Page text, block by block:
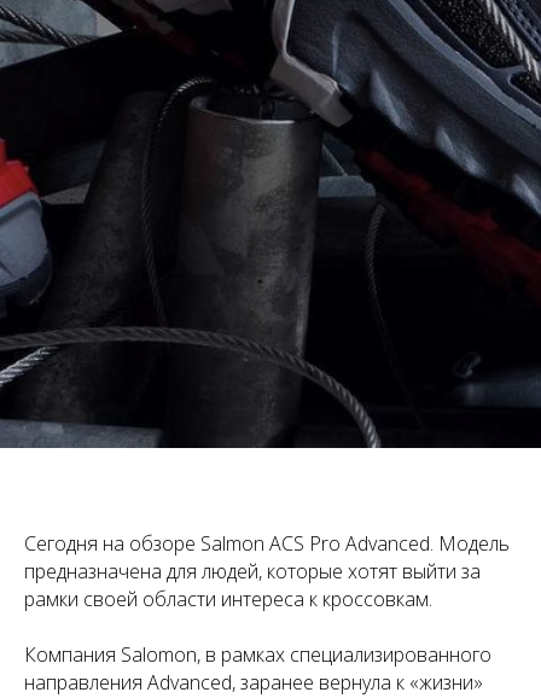
Сегодня на обзоре Salmon ACS Pro Advanced. Модель
предназначена для людей, которые хотят выйти за
рамки своей области интереса к кроссовкам.
Компания Salomon, в рамках специализированного
направления Advanced, заранее вернула к «жизни»